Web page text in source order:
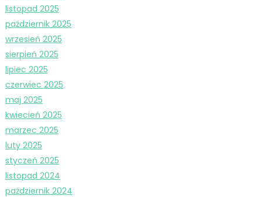
listopad 2025
październik 2025
wrzesień 2025
sierpień 2025
lipiec 2025
czerwiec 2025
maj 2025
kwiecień 2025
marzec 2025
luty 2025
styczeń 2025
listopad 2024
październik 2024